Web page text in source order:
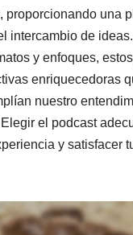
proporcionando una
intercambio de
y enfoques,
enriquecedoras
nuestro
el podcast
y satisfacer